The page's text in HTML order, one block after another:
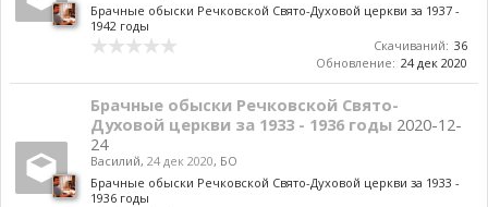
Брачные обыски Речковской Свято-Духовой церкви за 1937 -
1942 годы
Скачиваний: 36
Обновление: 24 дек 2020
Брачные обыски Речковской Свято-
Духовой церкви за 1933 - 1936 годы 2020-12-
24
Василий, 24 дек 2020, БО
Брачные обыски Речковской Свято-Духовой церкви за 1933 -
1936 годы